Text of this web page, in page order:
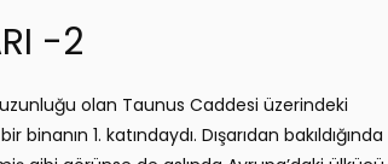
-2
uzunluğu olan Taunus Caddesi üzerindeki
binanın 1. katındaydı. Dışarıdan bakıldığında